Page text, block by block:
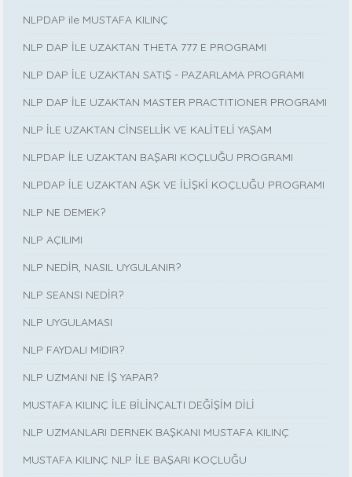
NLPDAP ile MUSTAFA KILINÇ
NLP DAP İLE UZAKTAN THETA 777 E PROGRAMI
NLP DAP İLE UZAKTAN SATIŞ - PAZARLAMA PROGRAMI
NLP DAP İLE UZAKTAN MASTER PRACTITIONER PROGRAMI
NLP İLE UZAKTAN CİNSELLİK VE KALİTELİ YAŞAM
NLPDAP İLE UZAKTAN BAŞARI KOÇLUĞU PROGRAMI
NLPDAP İLE UZAKTAN AŞK VE İLİŞKİ KOÇLUĞU PROGRAMI
NLP NE DEMEK?
NLP AÇILIMI
NLP NEDİR, NASIL UYGULANIR?
NLP SEANSI NEDİR?
NLP UYGULAMASI
NLP FAYDALI MIDIR?
NLP UZMANI NE İŞ YAPAR?
MUSTAFA KILINÇ İLE BİLİNÇALTI DEĞİŞİM DİLİ
NLP UZMANLARI DERNEK BAŞKANI MUSTAFA KILINÇ
MUSTAFA KILINÇ NLP İLE BAŞARI KOÇLUĞU